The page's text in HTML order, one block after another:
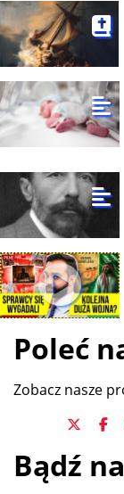
Poleć
Zobacz nasze
Bądź